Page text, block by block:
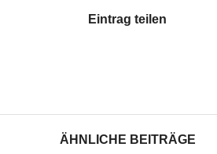
Eintrag teilen
ÄHNLICHE BEITRÄGE